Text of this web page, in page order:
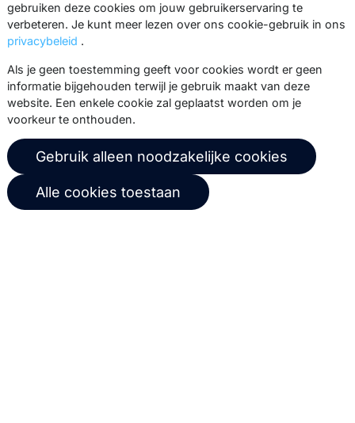
events, webinars, best practices en
whitepapers.
Abonneer
© 2026 Copernica B.V.
Algemene voorwaarden
Privacybeleid
Gebruikersovereenkomst
gebruiken deze cookies om jouw gebruikerservaring te
verbeteren. Je kunt meer lezen over ons cookie-gebruik in ons
privacybeleid .
Als je geen toestemming geeft voor cookies wordt er geen
informatie bijgehouden terwijl je gebruik maakt van deze
website. Een enkele cookie zal geplaatst worden om je
voorkeur te onthouden.
Gebruik alleen noodzakelijke cookies
Alle cookies toestaan